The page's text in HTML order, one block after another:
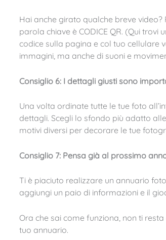
Hai anche girato qualche breve
parola chiave è CODICE QR. (Qui
codice sulla pagina e col tuo cellulare
immagini, ma anche di suoni e
Consiglio 6: I dettagli giusti sono
Una volta ordinate tutte le tue foto
dettagli. Scegli lo sfondo più adatto
motivi diversi per decorare le tue
Consiglio 7: Pensa già al prossimo
Ti è piaciuto realizzare un annuario
aggiungi un paio di informazioni e il
Ora che sai come funziona, non ti
tuo annuario.